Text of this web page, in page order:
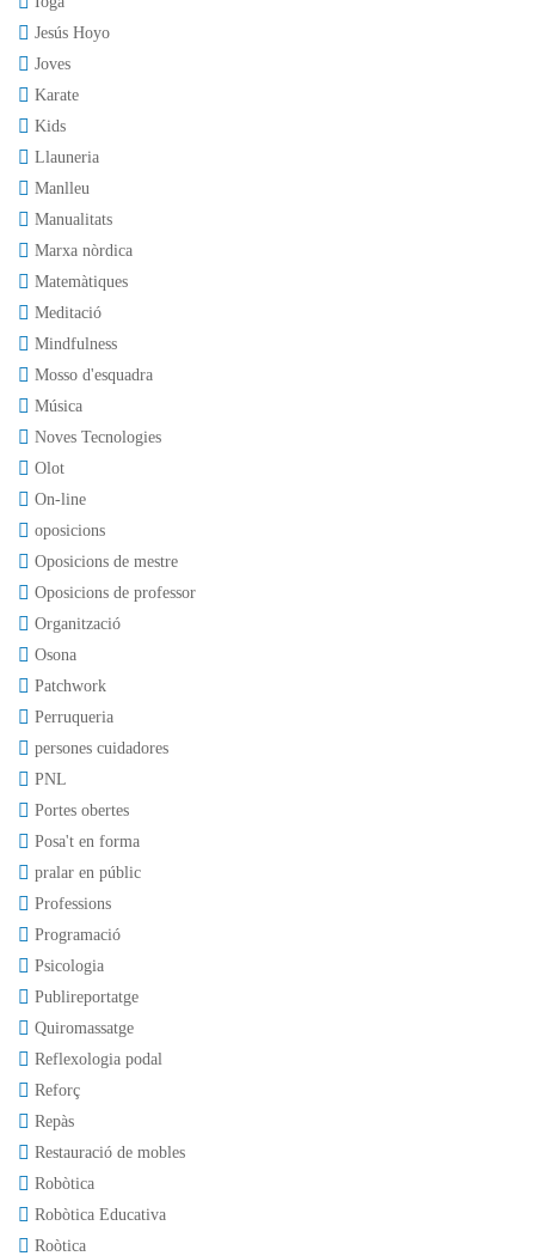
Jesús Hoyo
Joves
Karate
Kids
Llauneria
Manlleu
Manualitats
Marxa nòrdica
Matemàtiques
Meditació
Mindfulness
Mosso d'esquadra
Música
Noves Tecnologies
Olot
On-line
oposicions
Oposicions de mestre
Oposicions de professor
Organització
Osona
Patchwork
Perruqueria
persones cuidadores
PNL
Portes obertes
Posa't en forma
pralar en públic
Professions
Programació
Psicologia
Publireportatge
Quiromassatge
Reflexologia podal
Reforç
Repàs
Restauració de mobles
Robòtica
Robòtica Educativa
Roòtica